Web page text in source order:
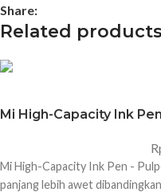
Share:
Related products
Mi High-Capacity Ink
Mi High-Capacity Ink Pen -
panjang lebih awet